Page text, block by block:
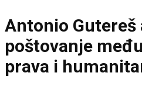
Antonio Gutereš
poštovanje
prava i